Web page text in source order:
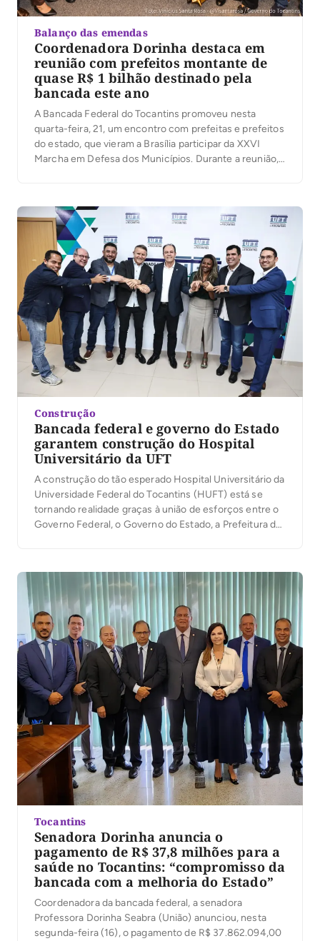
Balanço das emendas
Coordenadora Dorinha destaca em
reunião com prefeitos montante de
quase R$ 1 bilhão destinado pela
bancada este ano
A Bancada Federal do Tocantins promoveu nesta
quarta-feira, 21, um encontro com prefeitas e prefeitos
do estado, que vieram a Brasília participar da XXVI
Marcha em Defesa dos Municípios. Durante a reunião,
andamento para viabilizar novos investimentos no
Tocantins. Os prefeitos e […]
Construção
Bancada federal e governo do Estado
garantem construção do Hospital
Universitário da UFT
A construção do tão esperado Hospital Universitário da
Universidade Federal do Tocantins (HUFT) está se
tornando realidade graças à união de esforços entre o
Governo Federal, o Governo do Estado, a Prefeitura de
avanço histórico para a saúde e a […]
Tocantins
Senadora Dorinha anuncia o
pagamento de R$ 37,8 milhões para a
saúde no Tocantins: “compromisso da
bancada com a melhoria do Estado”
Coordenadora da bancada federal, a senadora
Professora Dorinha Seabra (União) anunciou, nesta
segunda-feira (16), o pagamento de R$ 37.862.094,00